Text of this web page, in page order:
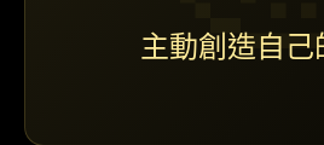
主動創造自己